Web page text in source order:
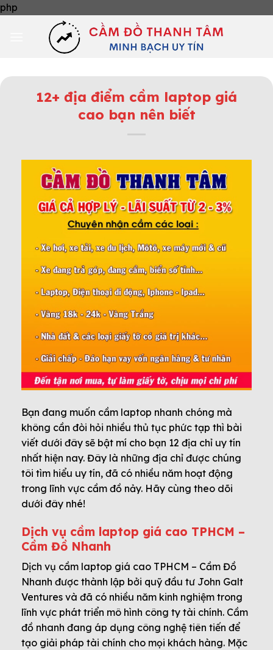
php
content
12+ địa điểm cầm laptop giá
cao bạn nên biết
Bạn đang muốn cầm laptop nhanh chóng mà
không cần đòi hỏi nhiều thủ tục phức tạp thì bài
viết dưới đây sẽ bật mí cho bạn 12 địa chỉ uy tín
nhất hiện nay. Đây là những địa chỉ được chúng
tôi tìm hiểu uy tín, đã có nhiều năm hoạt động
trong lĩnh vực cầm đồ nảy. Hãy cùng theo dõi
dưới đây nhé!
Dịch vụ cầm laptop giá cao TPHCM –
Cầm Đồ Nhanh
Dịch vụ cầm laptop giá cao TPHCM – Cầm Đồ
Nhanh được thành lập bởi quỹ đầu tư John Galt
Ventures và đã có nhiều năm kinh nghiệm trong
lĩnh vực phát triển mô hình công ty tài chính. Cầm
đồ nhanh đang áp dụng công nghệ tiên tiến để
tạo giải pháp tài chính cho mọi khách hàng. Mặc